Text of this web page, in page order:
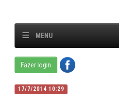
MENU
Fazer login
17/7/2014 10:29